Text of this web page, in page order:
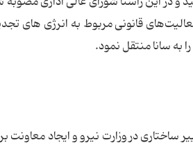
قانونی مربوط به انرژی های
سانا منتقل نمود.
سال 1385 با تغییر ساختاری در وزارت نیرو و